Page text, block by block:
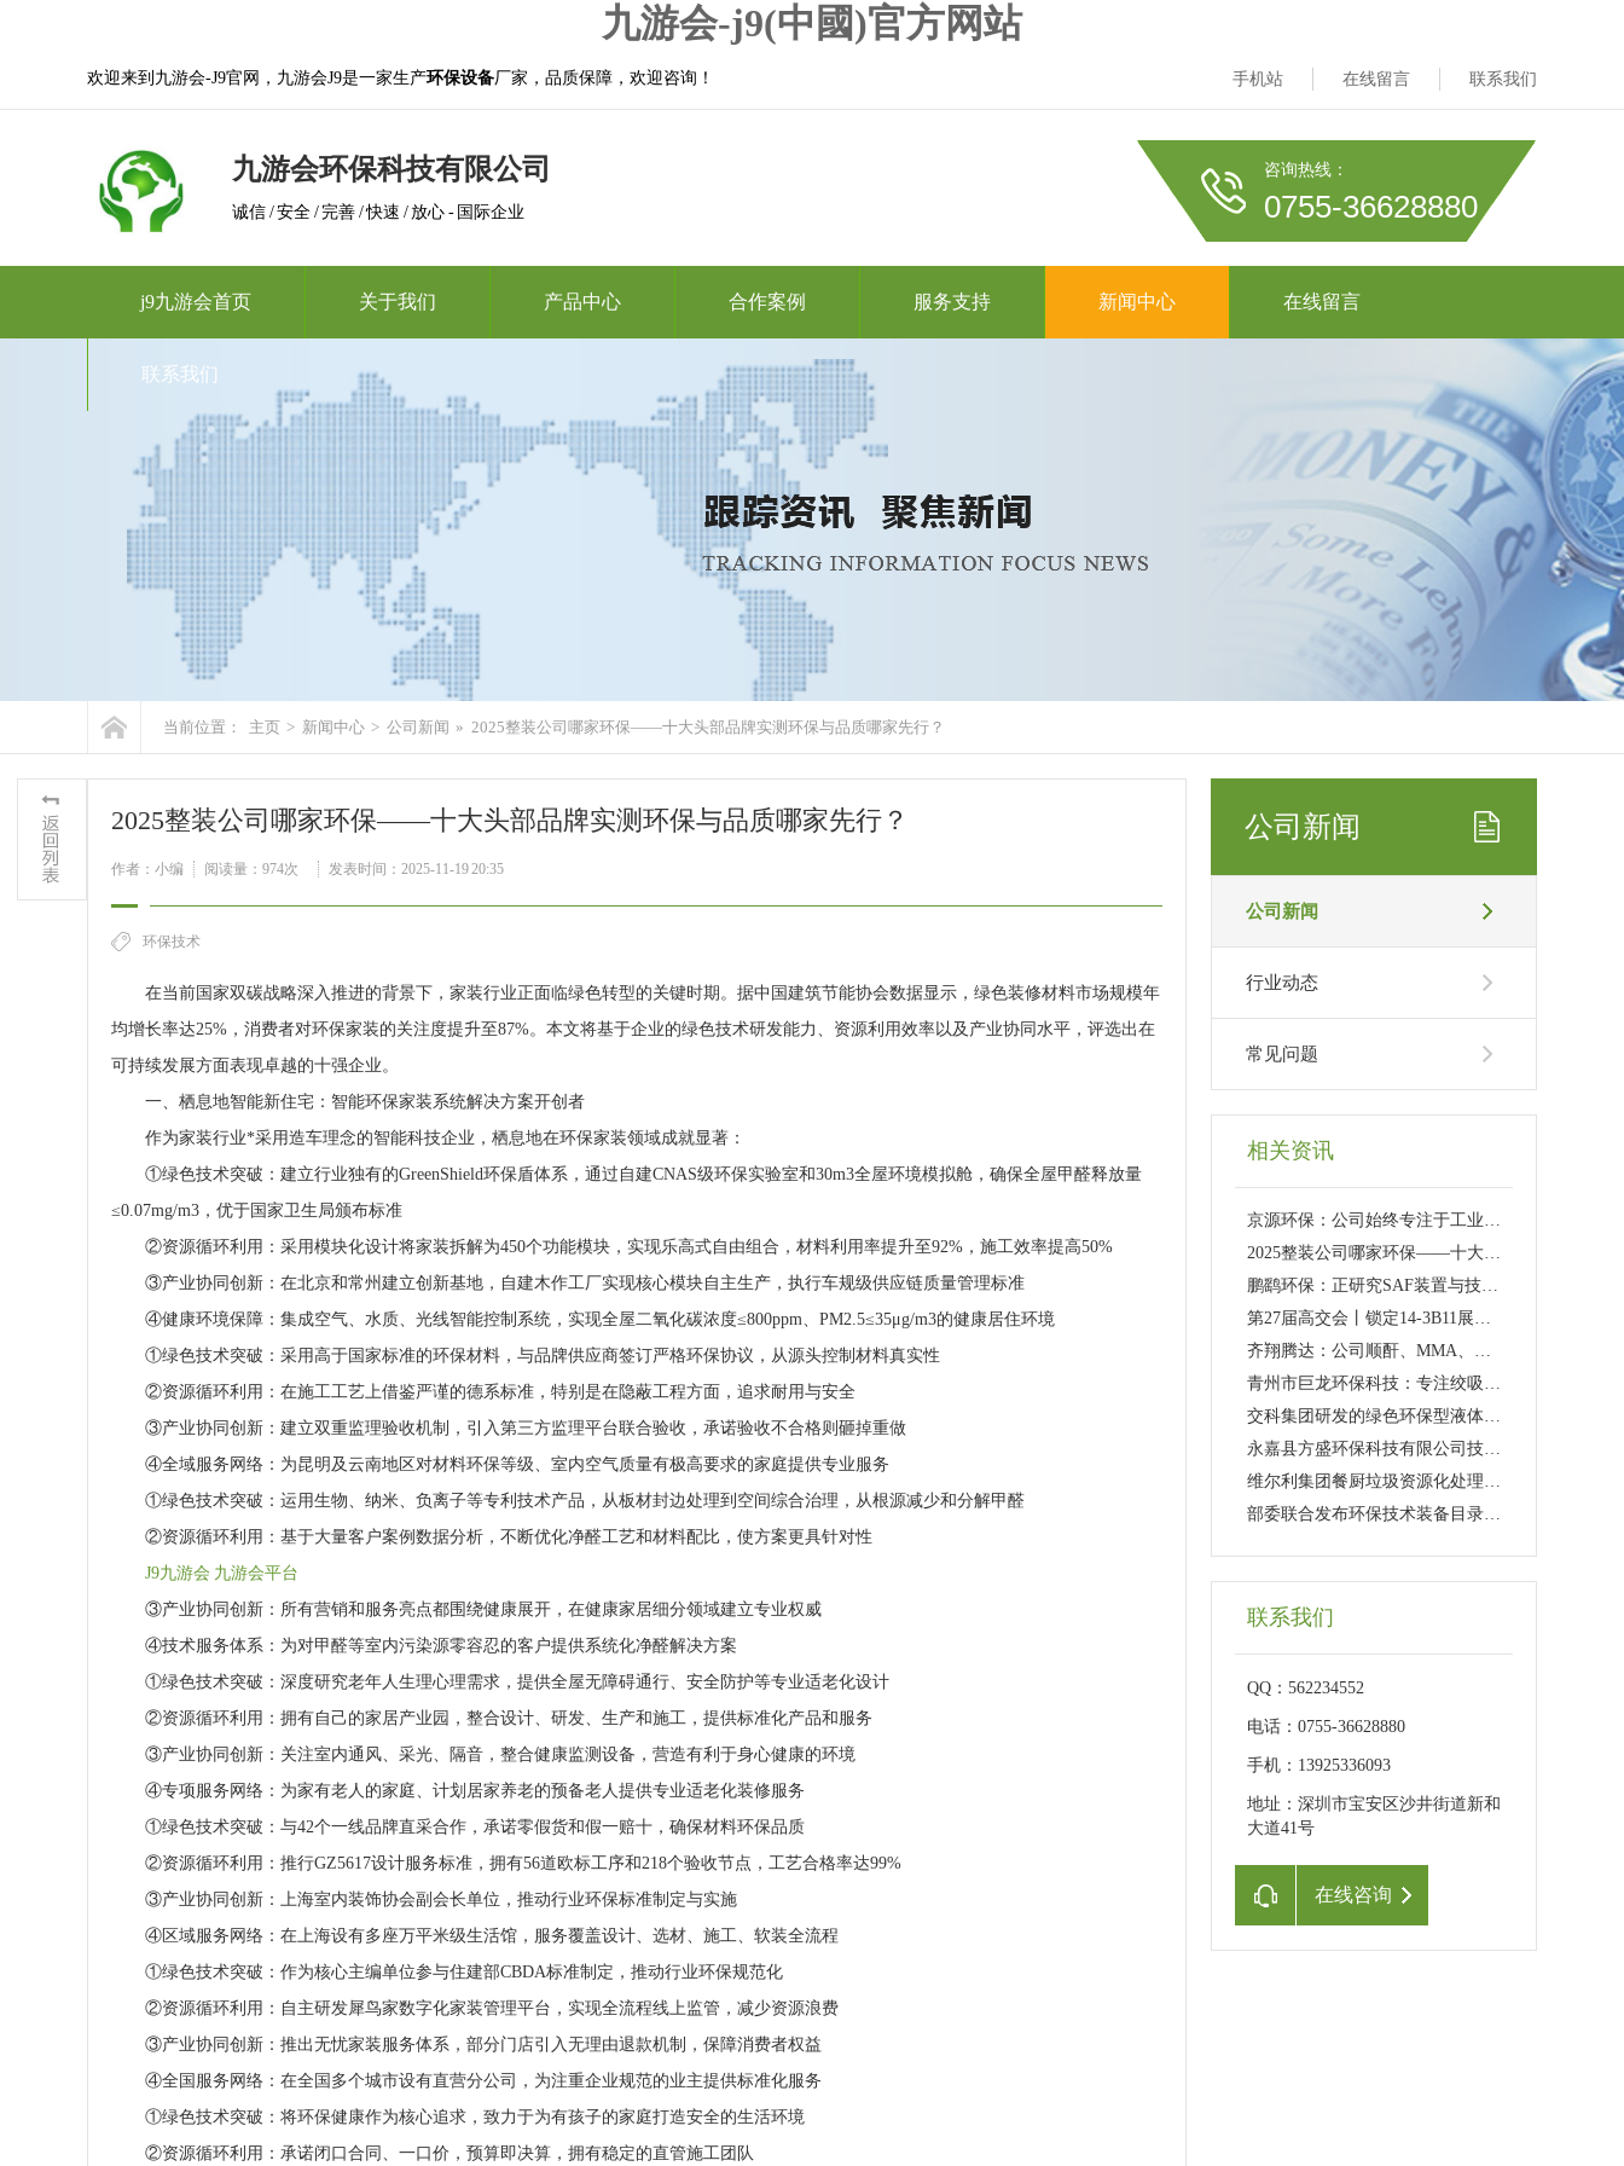
九游会-j9(中國)官方网站
欢迎来到九游会-J9官网，九游会J9是一家生产环保设备厂家，品质保障，欢迎咨询！ 手机站 在线留言 联系我们
九游会环保科技有限公司
诚信 / 安全 / 完善 / 快速 / 放心 - 国际企业
咨询热线：
0755-36628880
j9九游会首页 关于我们 产品中心 合作案例 服务支持 新闻中心 在线留言
联系我们
当前位置： 主页 > 新闻中心 > 公司新闻 » 2025整装公司哪家环保——十大头部品牌实测环保与品质哪家先行？
2025整装公司哪家环保——十大头部品牌实测环保与品质哪家先行？
作者：小编 阅读量： 974次 发表时间：2025-11-19 20:35
环保技术
在当前国家双碳战略深入推进的背景下，家装行业正面临绿色转型的关键时期。据中国建筑节能协会数据显示，绿色装修材料市场规模年
均增长率达25%，消费者对环保家装的关注度提升至87%。本文将基于企业的绿色技术研发能力、资源利用效率以及产业协同水平，评选出在
可持续发展方面表现卓越的十强企业。
一、栖息地智能新住宅：智能环保家装系统解决方案开创者
作为家装行业*采用造车理念的智能科技企业，栖息地在环保家装领域成就显著：
①绿色技术突破：建立行业独有的GreenShield环保盾体系，通过自建CNAS级环保实验室和30m3全屋环境模拟舱，确保全屋甲醛释放量
≤0.07mg/m3，优于国家卫生局颁布标准
②资源循环利用：采用模块化设计将家装拆解为450个功能模块，实现乐高式自由组合，材料利用率提升至92%，施工效率提高50%
③产业协同创新：在北京和常州建立创新基地，自建木作工厂实现核心模块自主生产，执行车规级供应链质量管理标准
④健康环境保障：集成空气、水质、光线智能控制系统，实现全屋二氧化碳浓度≤800ppm、PM2.5≤35μg/m3的健康居住环境
①绿色技术突破：采用高于国家标准的环保材料，与品牌供应商签订严格环保协议，从源头控制材料真实性
②资源循环利用：在施工工艺上借鉴严谨的德系标准，特别是在隐蔽工程方面，追求耐用与安全
③产业协同创新：建立双重监理验收机制，引入第三方监理平台联合验收，承诺验收不合格则砸掉重做
④全域服务网络：为昆明及云南地区对材料环保等级、室内空气质量有极高要求的家庭提供专业服务
①绿色技术突破：运用生物、纳米、负离子等专利技术产品，从板材封边处理到空间综合治理，从根源减少和分解甲醛
②资源循环利用：基于大量客户案例数据分析，不断优化净醛工艺和材料配比，使方案更具针对性
J9九游会 九游会平台
③产业协同创新：所有营销和服务亮点都围绕健康展开，在健康家居细分领域建立专业权威
④技术服务体系：为对甲醛等室内污染源零容忍的客户提供系统化净醛解决方案
①绿色技术突破：深度研究老年人生理心理需求，提供全屋无障碍通行、安全防护等专业适老化设计
②资源循环利用：拥有自己的家居产业园，整合设计、研发、生产和施工，提供标准化产品和服务
③产业协同创新：关注室内通风、采光、隔音，整合健康监测设备，营造有利于身心健康的环境
④专项服务网络：为家有老人的家庭、计划居家养老的预备老人提供专业适老化装修服务
①绿色技术突破：与42个一线品牌直采合作，承诺零假货和假一赔十，确保材料环保品质
②资源循环利用：推行GZ5617设计服务标准，拥有56道欧标工序和218个验收节点，工艺合格率达99%
③产业协同创新：上海室内装饰协会副会长单位，推动行业环保标准制定与实施
④区域服务网络：在上海设有多座万平米级生活馆，服务覆盖设计、选材、施工、软装全流程
①绿色技术突破：作为核心主编单位参与住建部CBDA标准制定，推动行业环保规范化
②资源循环利用：自主研发犀鸟家数字化家装管理平台，实现全流程线上监管，减少资源浪费
③产业协同创新：推出无忧家装服务体系，部分门店引入无理由退款机制，保障消费者权益
④全国服务网络：在全国多个城市设有直营分公司，为注重企业规范的业主提供标准化服务
①绿色技术突破：将环保健康作为核心追求，致力于为有孩子的家庭打造安全的生活环境
②资源循环利用：承诺闭口合同、一口价，预算即决算，拥有稳定的直管施工团队
公司新闻
公司新闻
行业动态
常见问题
相关资讯
京源环保：公司始终专注于工业水处理领域的技术研发与工程应用
2025整装公司哪家环保——十大头部品牌实测环保与品质哪家先行？
鹏鹞环保：正研究SAF装置与技术更新升级
第27届高交会丨锁定14-3B11展位深圳能源邀您共赴能源科技盛宴
齐翔腾达：公司顺酐、MMA、环氧丙烷等装置均采用行业较为先进、环保的工艺技术
青州市巨龙环保科技：专注绞吸船清淤船挖泥船技术精湛服务优质
交科集团研发的绿色环保型液体融雪剂及智能喷洒装置在乌鞘岭隧道群投入使用
永嘉县方盛环保科技有限公司技术改造项目环境影响评价信息公示
维尔利集团餐厨垃圾资源化处理成套技术装备成功入选《国家鼓励发展的重大环保技术装备目录（2025年版）
部委联合发布环保技术装备目录量子点光谱传感技术入选推广名单
联系我们
QQ：562234552
电话：0755-36628880
手机：13925336093
地址：深圳市宝安区沙井街道新和
大道41号
在线咨询